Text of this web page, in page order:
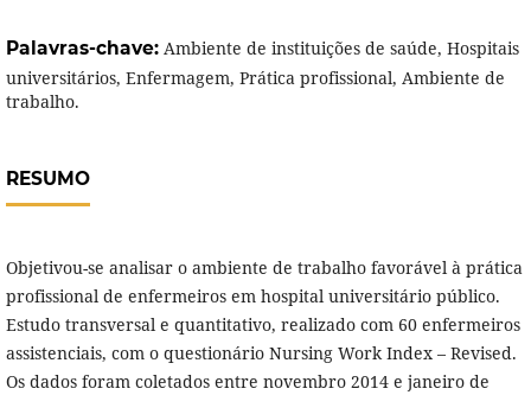
Palavras-chave: Ambiente de instituições de saúde, Hospitais
universitários, Enfermagem, Prática profissional, Ambiente de
trabalho.
RESUMO
Objetivou-se analisar o ambiente de trabalho favorável à prática
profissional de enfermeiros em hospital universitário público.
Estudo transversal e quantitativo, realizado com 60 enfermeiros
assistenciais, com o questionário Nursing Work Index – Revised.
Os dados foram coletados entre novembro 2014 e janeiro de